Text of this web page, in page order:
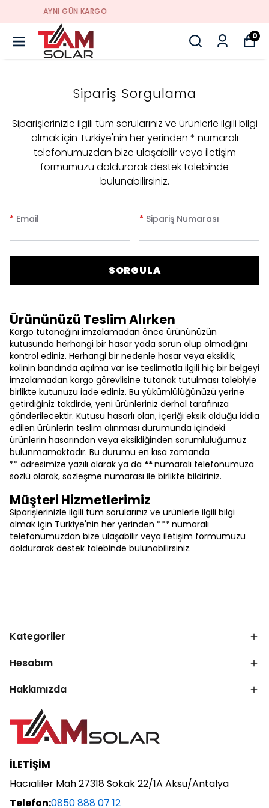
0
Sipariş Sorgulama
Siparişlerinizle ilgili tüm sorularınız ve ürünlerle ilgili bilgi
almak için Türkiye'nin her yerinden * numaralı
telefonumuzdan bize ulaşabilir veya iletişim
formumuzu doldurarak destek talebinde
bulunabilirsiniz.
* Email * Sipariş Numarası
SORGULA
Ürününüzü Teslim Alırken
Kargo tutanağını imzalamadan önce ürününüzün
kutusunda herhangi bir hasar yada sorun olup olmadığını
kontrol ediniz. Herhangi bir nedenle hasar veya eksiklik,
kolinin bandında açılma var ise teslimatla ilgili hiç bir belgeyi
imzalamadan kargo görevlisine tutanak tutulması talebiyle
birlikte kutunuzu iade ediniz. Bu yükümlülüğünüzü yerine
getirdiğiniz takdirde, yeni ürünleriniz derhal tarafınıza
gönderilecektir. Kutusu hasarlı olan, içeriği eksik olduğu iddia
edilen ürünlerin teslim alınması durumunda içindeki
ürünlerin hasarından veya eksikliğinden sorumluluğumuz
bulunmamaktadır. Bu durumu en kısa zamanda
** adresimize yazılı olarak ya da **numaralı telefonumuza
sözlü olarak, sözleşme numarası ile birlikte bildiriniz.
Müşteri Hizmetlerimiz
Siparişlerinizle ilgili tüm sorularınız ve ürünlerle ilgili bilgi
almak için Türkiye'nin her yerinden *** numaralı
telefonumuzdan bize ulaşabilir veya iletişim formumuzu
doldurarak destek talebinde bulunabilirsiniz.
Kategoriler
Hesabım
Hakkımızda
İLETİŞİM
Hacıaliler Mah 27318 Sokak 22/1A Aksu/Antalya
Telefon:0850 888 07 12